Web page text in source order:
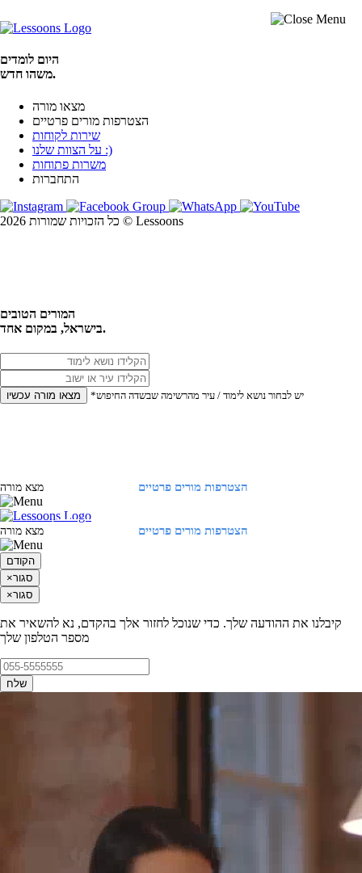
היום לומדים
משהו חדש.
מצאו מורה
הצטרפות מורים פרטיים
שירות לקוחות
על הצוות שלנו :)
משרות פתוחות
התחברות
כל הזכויות שמורות 2026 © Lessoons
המורים הטובים
בישראל, במקום אחד.
מצאו מורה עכשיו *יש לבחור נושא לימוד / עיר מהרשימה שבשדה החיפוש
הצטרפות מורים פרטיים מצא מורה
הצטרפות מורים פרטיים מצא מורה
הקודם
×סגור
×סגור
קיבלנו את ההודעה שלך. כדי שנוכל לחזור אלך בהקדם, נא להשאיר את
מספר הטלפון שלך
שלח